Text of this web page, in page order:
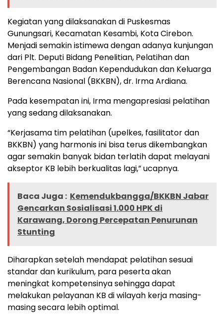
Kegiatan yang dilaksanakan di Puskesmas
Gunungsari, Kecamatan Kesambi, Kota Cirebon.
Menjadi semakin istimewa dengan adanya kunjungan
dari Plt. Deputi Bidang Penelitian, Pelatihan dan
Pengembangan Badan Kependudukan dan Keluarga
Berencana Nasional (BKKBN), dr. Irma Ardiana.
Pada kesempatan ini, Irma mengapresiasi pelatihan
yang sedang dilaksanakan.
“Kerjasama tim pelatihan (upelkes, fasilitator dan
BKKBN) yang harmonis ini bisa terus dikembangkan
agar semakin banyak bidan terlatih dapat melayani
akseptor KB lebih berkualitas lagi,” ucapnya.
Baca Juga : Kemendukbangga/BKKBN Jabar
Gencarkan Sosialisasi 1.000 HPK di
Karawang, Dorong Percepatan Penurunan
Stunting
Diharapkan setelah mendapat pelatihan sesuai
standar dan kurikulum, para peserta akan
meningkat kompetensinya sehingga dapat
melakukan pelayanan KB di wilayah kerja masing-
masing secara lebih optimal.